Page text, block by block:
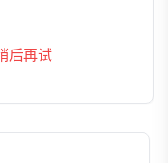
后再试